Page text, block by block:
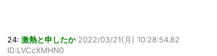
24: 激熱と申したか 2022/03/21(月) 10:28:54.82
ID:LVCcXMHN0